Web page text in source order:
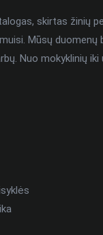
skirtas žinių
Mūsų duomenų
Nuo mokyklinių iki